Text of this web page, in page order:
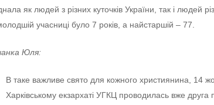
як людей з різних куточків України, так і людей
учасниці було 7 років, а найстаршій – 77.
Юля:
В такe важливe свято для кожного християнина, 14
Харківському eкзархаті УГКЦ проводилась вжe друга